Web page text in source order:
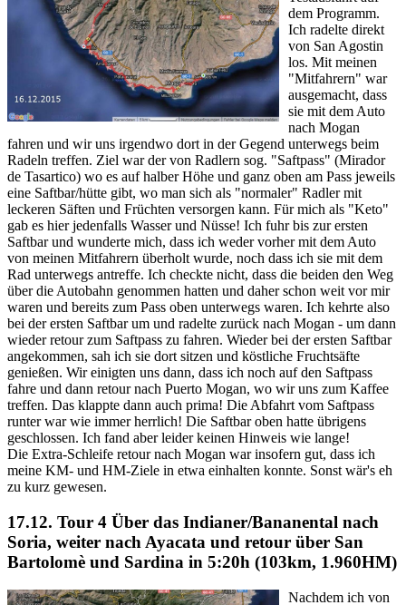
dem Programm.
Ich radelte direkt
von San Agostin
los. Mit meinen
"Mitfahrern" war
ausgemacht, dass
sie mit dem Auto
nach Mogan
fahren und wir uns irgendwo dort in der Gegend unterwegs beim
Radeln treffen. Ziel war der von Radlern sog. "Saftpass" (Mirador
de Tasartico) wo es auf halber Höhe und ganz oben am Pass jeweils
eine Saftbar/hütte gibt, wo man sich als "normaler" Radler mit
leckeren Säften und Früchten versorgen kann. Für mich als "Keto"
gab es hier jedenfalls Wasser und Nüsse! Ich fuhr bis zur ersten
Saftbar und wunderte mich, dass ich weder vorher mit dem Auto
von meinen Mitfahrern überholt wurde, noch dass ich sie mit dem
Rad unterwegs antreffe. Ich checkte nicht, dass die beiden den Weg
über die Autobahn genommen hatten und daher schon weit vor mir
waren und bereits zum Pass oben unterwegs waren. Ich kehrte also
bei der ersten Saftbar um und radelte zurück nach Mogan - um dann
wieder retour zum Saftpass zu fahren. Wieder bei der ersten Saftbar
angekommen, sah ich sie dort sitzen und köstliche Fruchtsäfte
genießen. Wir einigten uns dann, dass ich noch auf den Saftpass
fahre und dann retour nach Puerto Mogan, wo wir uns zum Kaffee
treffen. Das klappte dann auch prima! Die Abfahrt vom Saftpass
runter war wie immer herrlich! Die Saftbar oben hatte übrigens
geschlossen. Ich fand aber leider keinen Hinweis wie lange!
Die Extra-Schleife retour nach Mogan war insofern gut, dass ich
meine KM- und HM-Ziele in etwa einhalten konnte. Sonst wär's eh
zu kurz gewesen.
17.12. Tour 4 Über das Indianer/Bananental nach
Soria, weiter nach Ayacata und retour über San
Bartolomè und Sardina in 5:20h (103km, 1.960HM)
Nachdem ich von